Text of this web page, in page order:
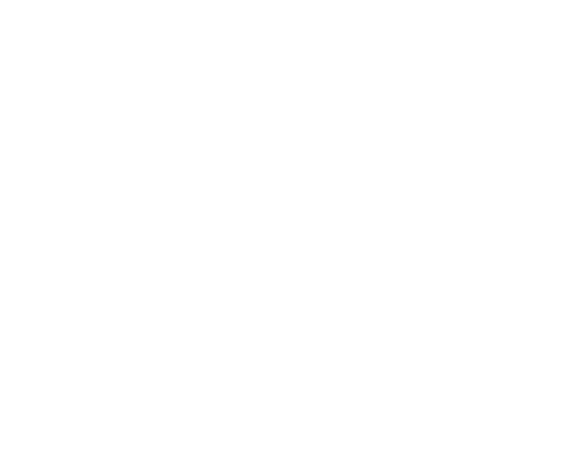
and see latest updates, news, information In Chandpur.